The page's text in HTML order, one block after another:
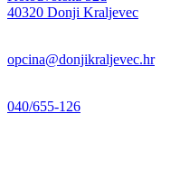
40320 Donji Kraljevec
opcina@donjikraljevec.hr
040/655-126